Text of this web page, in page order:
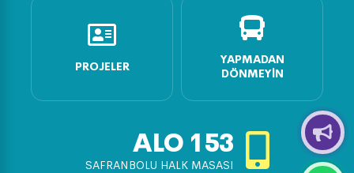
PROJELER
YAPMADAN
DÖNMEYIN
ALO 153
SAFRANBOLU HALK MASASI